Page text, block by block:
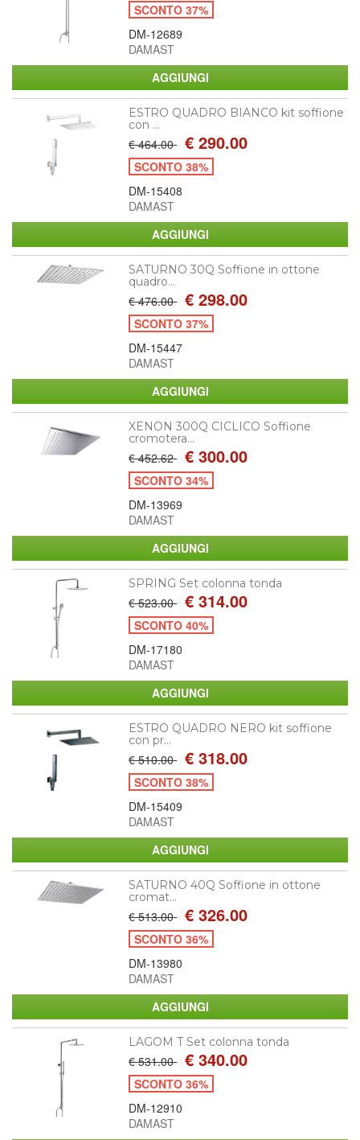
SCONTO 37%
DM-12689
DAMAST
ESTRO QUADRO BIANCO kit soffione
con ...
€ 464.00 € 290.00
SCONTO 38%
DM-15408
DAMAST
SATURNO 30Q Soffione in ottone
quadro...
€ 476.00 € 298.00
SCONTO 37%
DM-15447
DAMAST
XENON 300Q CICLICO Soffione
cromotera...
€ 452.62 € 300.00
SCONTO 34%
DM-13969
DAMAST
SPRING Set colonna tonda
€ 523.00 € 314.00
SCONTO 40%
DM-17180
DAMAST
ESTRO QUADRO NERO kit soffione
con pr...
€ 510.00 € 318.00
SCONTO 38%
DM-15409
DAMAST
SATURNO 40Q Soffione in ottone
cromat...
€ 513.00 € 326.00
SCONTO 36%
DM-13980
DAMAST
LAGOM T Set colonna tonda
€ 531.00 € 340.00
SCONTO 36%
DM-12910
DAMAST